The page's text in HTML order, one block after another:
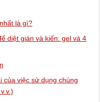
là gì?
diệt gián và kiến: gel và 4
của việc sử dụng chúng